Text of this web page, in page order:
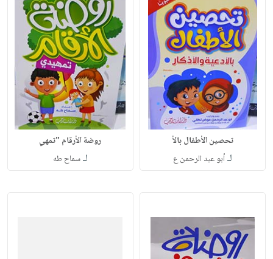
تحصين الأطفال بالأ
لـأبو عبد الرحمن ع
روضة الأرقام "تمهي
لـسماح طه